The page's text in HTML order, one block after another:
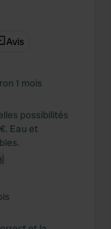
Avis
1 mois
possibilités
Eau et